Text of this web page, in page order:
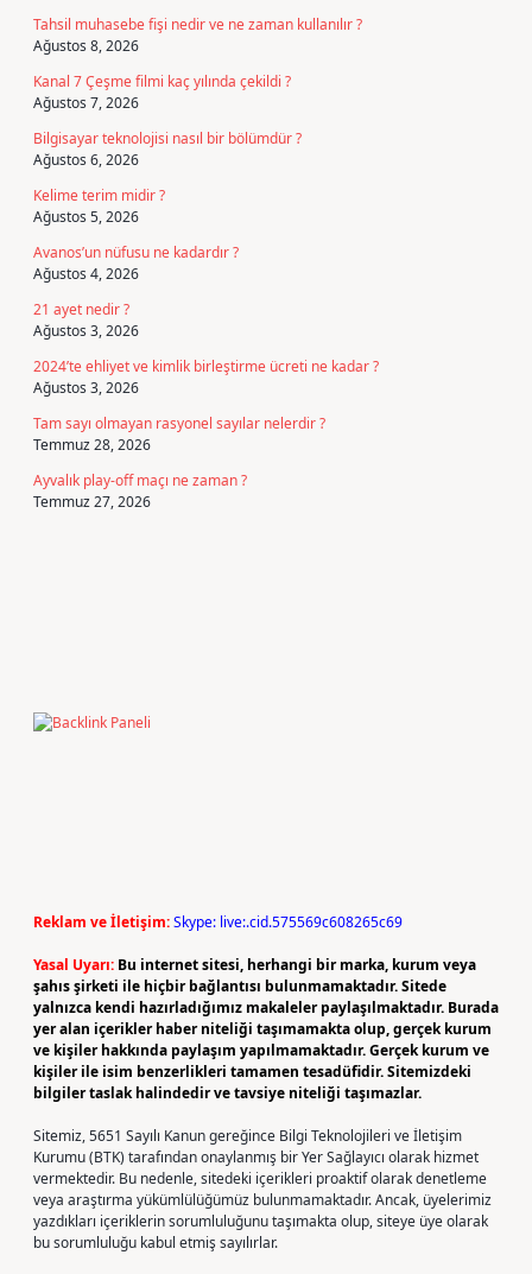
Tahsil muhasebe fişi nedir ve ne zaman kullanılır ?
Ağustos 8, 2026
Kanal 7 Çeşme filmi kaç yılında çekildi ?
Ağustos 7, 2026
Bilgisayar teknolojisi nasıl bir bölümdür ?
Ağustos 6, 2026
Kelime terim midir ?
Ağustos 5, 2026
Avanos’un nüfusu ne kadardır ?
Ağustos 4, 2026
21 ayet nedir ?
Ağustos 3, 2026
2024’te ehliyet ve kimlik birleştirme ücreti ne kadar ?
Ağustos 3, 2026
Tam sayı olmayan rasyonel sayılar nelerdir ?
Temmuz 28, 2026
Ayvalık play-off maçı ne zaman ?
Temmuz 27, 2026
Reklam ve İletişim:Skype: live:.cid.575569c608265c69
Yasal Uyarı: Bu internet sitesi, herhangi bir marka, kurum veya
şahıs şirketi ile hiçbir bağlantısı bulunmamaktadır. Sitede
yalnızca kendi hazırladığımız makaleler paylaşılmaktadır. Burada
yer alan içerikler haber niteliği taşımamakta olup, gerçek kurum
ve kişiler hakkında paylaşım yapılmamaktadır. Gerçek kurum ve
kişiler ile isim benzerlikleri tamamen tesadüfidir. Sitemizdeki
bilgiler taslak halindedir ve tavsiye niteliği taşımazlar.
Sitemiz, 5651 Sayılı Kanun gereğince Bilgi Teknolojileri ve İletişim
Kurumu (BTK) tarafından onaylanmış bir Yer Sağlayıcı olarak hizmet
vermektedir. Bu nedenle, sitedeki içerikleri proaktif olarak denetleme
veya araştırma yükümlülüğümüz bulunmamaktadır. Ancak, üyelerimiz
yazdıkları içeriklerin sorumluluğunu taşımakta olup, siteye üye olarak
bu sorumluluğu kabul etmiş sayılırlar.